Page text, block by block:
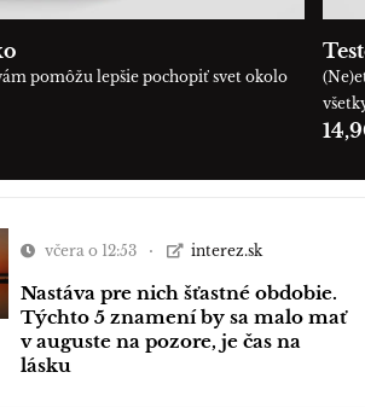
pomôžu lepšie pochopiť svet okolo
včera o 12:53 interez.sk
Nastáva pre nich šťastné obdobie.
Týchto 5 znamení by sa malo mať
v auguste na pozore, je čas na
lásku